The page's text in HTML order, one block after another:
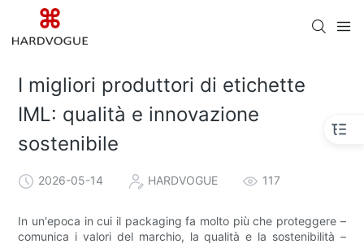
I migliori produttori di etichette
IML: qualità e innovazione
sostenibile
2026-05-14 HARDVOGUE 117
In un'epoca in cui il packaging fa molto più che proteggere –
comunica i valori del marchio, la qualità e la sostenibilità –